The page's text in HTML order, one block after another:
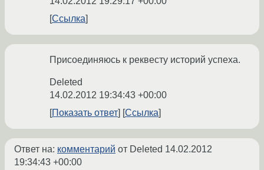
Ссылка
Присоединяюсь к реквесту историй успеха.
Deleted
14.02.2012 19:34:43 +00:00
Показать ответ
Ссылка
Ответ на: комментарий от Deleted 14.02.2012
19:34:43 +00:00